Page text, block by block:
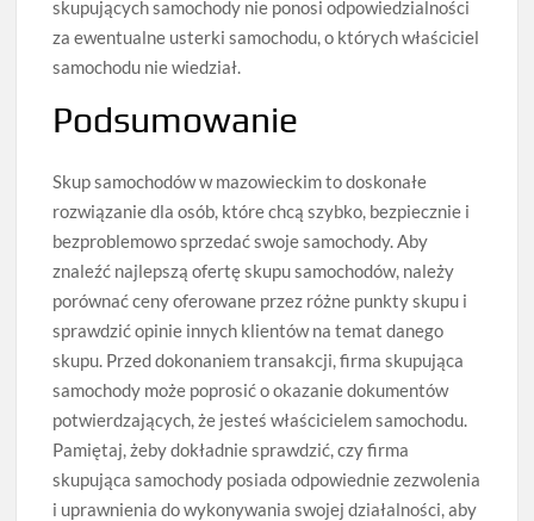
skupujących samochody nie ponosi odpowiedzialności
za ewentualne usterki samochodu, o których właściciel
samochodu nie wiedział.
Podsumowanie
Skup samochodów w mazowieckim to doskonałe
rozwiązanie dla osób, które chcą szybko, bezpiecznie i
bezproblemowo sprzedać swoje samochody. Aby
znaleźć najlepszą ofertę skupu samochodów, należy
porównać ceny oferowane przez różne punkty skupu i
sprawdzić opinie innych klientów na temat danego
skupu. Przed dokonaniem transakcji, firma skupująca
samochody może poprosić o okazanie dokumentów
potwierdzających, że jesteś właścicielem samochodu.
Pamiętaj, żeby dokładnie sprawdzić, czy firma
skupująca samochody posiada odpowiednie zezwolenia
i uprawnienia do wykonywania swojej działalności, aby